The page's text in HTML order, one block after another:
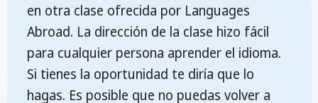
en otra clase ofrecida por Languages
Abroad. La dirección de la clase hizo fácil
para cualquier persona aprender el idioma.
Si tienes la oportunidad te diría que lo
hagas. Es posible que no puedas volver a